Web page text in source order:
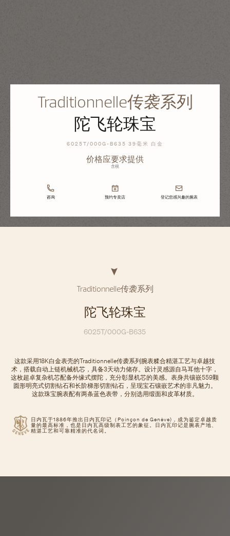
Traditionnelle传袭系列
陀飞轮珠宝
6025T/000G-B635 39毫米 白金
价格应要求提供
含税
咨询 预约专卖店 登记您感兴趣的腕表
Traditionnelle传袭系列
陀飞轮珠宝
6025T/000G-B635
日内瓦于1886年推出日内瓦印记（Poinçon de Genève)，成为鉴定卓越质
量的最高标准，也是日内瓦高级制表工艺的象征。日内瓦印记是腕表产地、
精湛工艺和可靠精准的代名词。
这款采用18K白金表壳的Traditionnelle传袭系列腕表糅合精湛工艺与卓越技
术，搭载自动上链机械机芯，具备3天动力储存。设计灵感源自马耳他十字，
这枚超卓复杂机芯配备外缘式摆陀，充分彰显机芯的美感。表身共镶嵌559颗
圆形明亮式切割钻石和长阶梯形切割钻石，呈现宝石镶嵌艺术的非凡魅力。
这款珠宝腕表配有两条蓝色表带，分别选用缎面和皮革材质。